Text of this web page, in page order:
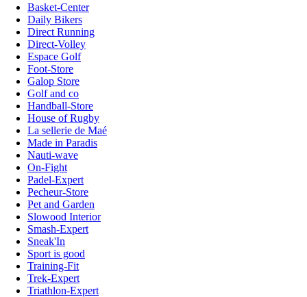
Basket-Center
Daily Bikers
Direct Running
Direct-Volley
Espace Golf
Foot-Store
Galop Store
Golf and co
Handball-Store
House of Rugby
La sellerie de Maé
Made in Paradis
Nauti-wave
On-Fight
Padel-Expert
Pecheur-Store
Pet and Garden
Slowood Interior
Smash-Expert
Sneak'In
Sport is good
Training-Fit
Trek-Expert
Triathlon-Expert